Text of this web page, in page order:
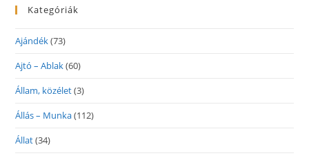
Kategóriák
Ajándék(73)
Ajtó – Ablak(60)
Állam, közélet(3)
Állás – Munka(112)
Állat(34)